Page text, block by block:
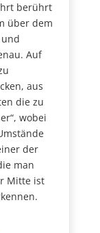
berührt
über dem
Auf
aus
die zu
wobei
der
man
Mitte ist